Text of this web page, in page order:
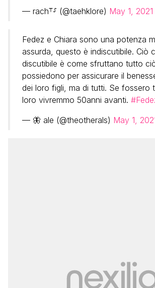
— rach⸆⸉ (@taehklore) May 1, 2021
Fedez e Chiara sono una potenza
assurda, questo è indiscutibile. Ciò
discutibile è come sfruttano tutto
possiedono per assicurare il
dei loro figli, ma di tutti. Se fossero
loro vivremmo 50anni avanti.
— 🦋 ale (@theotherals) May 1,